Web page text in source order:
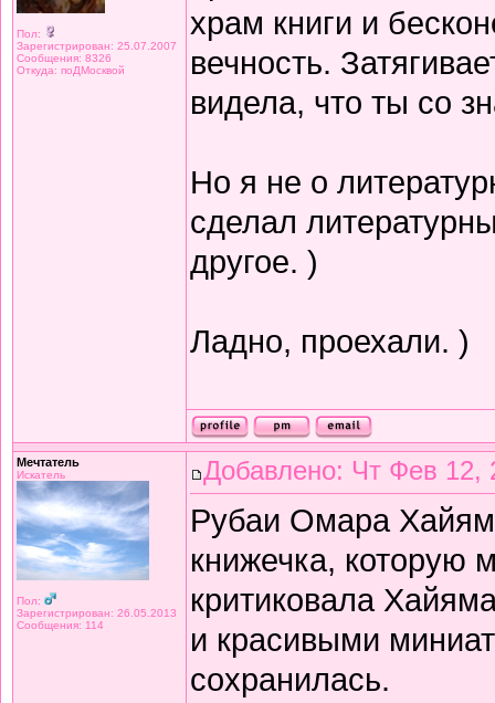
Пол:
Зарегистрирован: 25.07.2007
Сообщения: 8326
Откуда: поДМосквой
храм книги и
вечность.
видела, что ты со
Но я не о
сделал
другое. )
Ладно, проехали. )
Мечтатель
Искатель
Пол:
Зарегистрирован: 26.05.2013
Сообщения: 114
Добавлено: Чт Фев 12,
Рубаи Омара
книжечка, которую
критиковала
и красивыми
сохранилась.